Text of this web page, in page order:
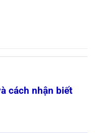
cách nhận biết